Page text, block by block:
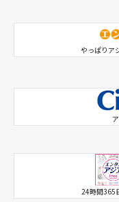
やっぱりア
24時間365